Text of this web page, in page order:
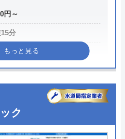
イトを見る
ライフの基本情報
社クリーンライフ
吹田市広芝町6-10
円～
分
間
休
くの病院メンテナンスに関わ
ク